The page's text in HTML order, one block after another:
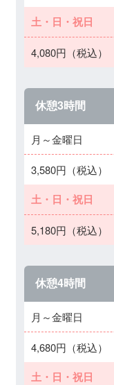
土・日・祝日
4,080円（税込）
休憩3時間
月～金曜日
3,580円（税込）
土・日・祝日
5,180円（税込）
休憩4時間
月～金曜日
4,680円（税込）
土・日・祝日